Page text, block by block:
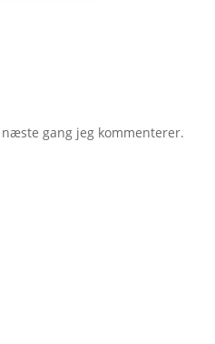
gang jeg kommenterer.